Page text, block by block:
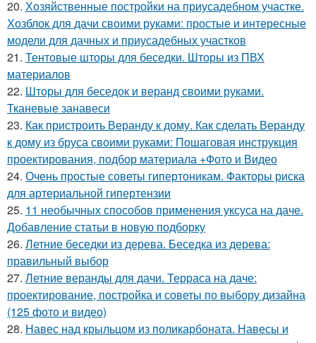
20. Хозяйственные постройки на приусадебном участке.
Хозблок для дачи своими руками: простые и интересные
модели для дачных и приусадебных участков
21. Тентовые шторы для беседки. Шторы из ПВХ
материалов
22. Шторы для беседок и веранд своими руками.
Тканевые занавеси
23. Как пристроить Веранду к дому. Как сделать Веранду
к дому из бруса своими руками: Пошаговая инструкция
проектирования, подбор материала +Фото и Видео
24. Очень простые советы гипертоникам. Факторы риска
для артериальной гипертензии
25. 11 необычных способов применения уксуса на даче.
Добавление статьи в новую подборку
26. Летние беседки из дерева. Беседка из дерева:
правильный выбор
27. Летние веранды для дачи. Терраса на даче:
проектирование, постройка и советы по выбору дизайна
(125 фото и видео)
28. Навес над крыльцом из поликарбоната. Навесы и